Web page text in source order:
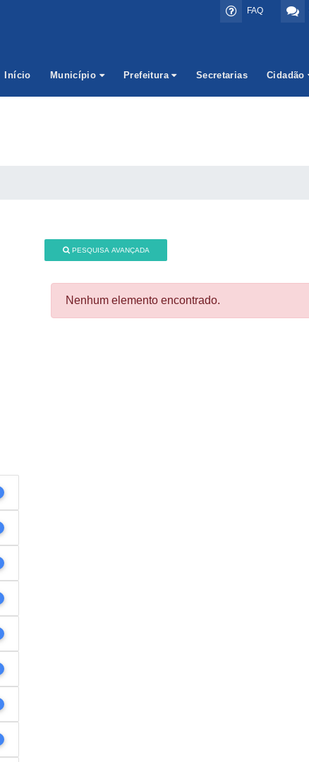
FAQ
Início Município Prefeitura Secretarias Cidadão
PESQUISA AVANÇADA
Nenhum elemento encontrado.